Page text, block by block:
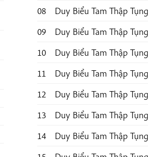
08
Duy Biểu Tam Thập Tụng
09
Duy Biểu Tam Thập Tụng
10
Duy Biểu Tam Thập Tụng
11
Duy Biểu Tam Thập Tụng
12
Duy Biểu Tam Thập Tụng
13
Duy Biểu Tam Thập Tụng
14
Duy Biểu Tam Thập Tụng